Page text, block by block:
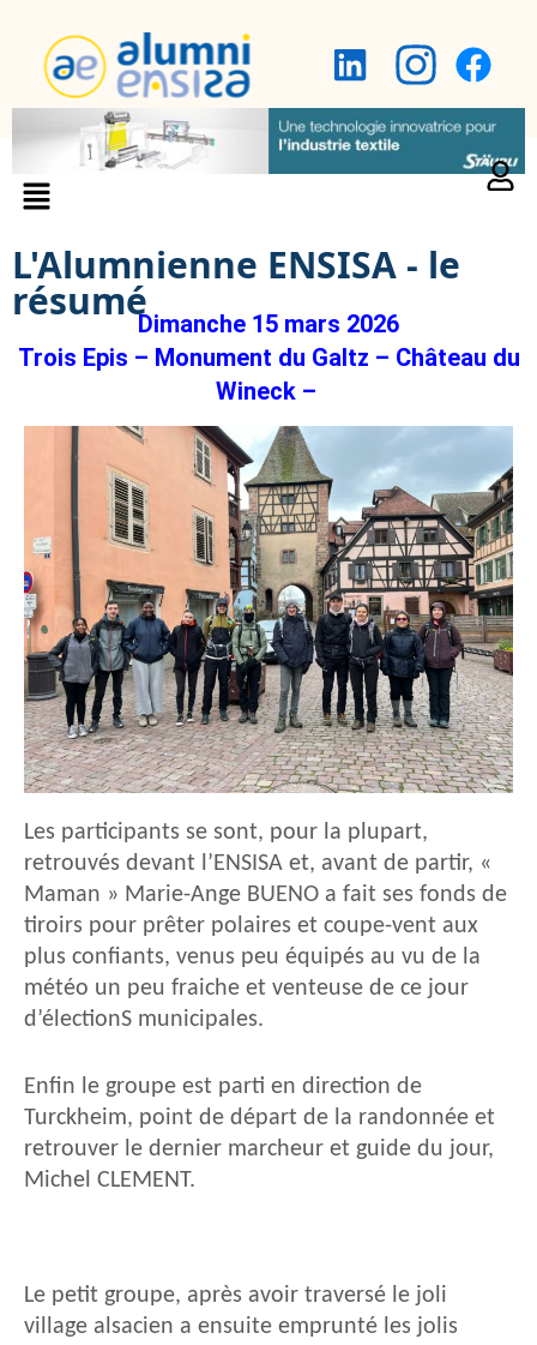
L'Alumnienne ENSISA - le
résuméDimanche 15 mars 2026
Trois Epis – Monument du Galtz – Château du
Wineck –
Les participants se sont, pour la plupart,
retrouvés devant l’ENSISA et, avant de partir, «
Maman » Marie-Ange BUENO a fait ses fonds de
tiroirs pour prêter polaires et coupe-vent aux
plus confiants, venus peu équipés au vu de la
météo un peu fraiche et venteuse de ce jour
d’électionS municipales.
Enfin le groupe est parti en direction de
Turckheim, point de départ de la randonnée et
retrouver le dernier marcheur et guide du jour,
Michel CLEMENT.
Le petit groupe, après avoir traversé le joli
village alsacien a ensuite emprunté les jolis